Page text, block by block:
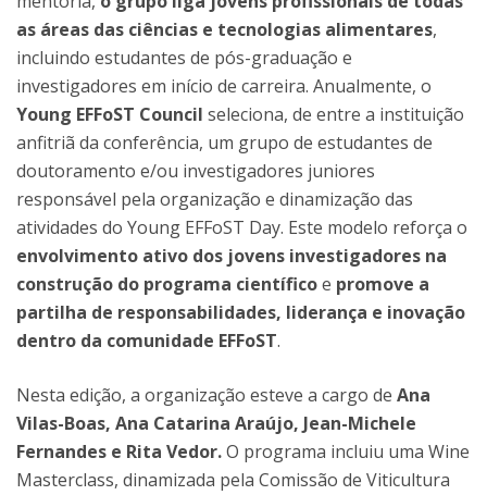
as áreas das ciências e tecnologias alimentares,
incluindo estudantes de pós-graduação e
investigadores em início de carreira. Anualmente, o
Young EFFoST Council seleciona, de entre a instituição
anfitriã da conferência, um grupo de estudantes de
doutoramento e/ou investigadores juniores
responsável pela organização e dinamização das
atividades do Young EFFoST Day. Este modelo reforça o
envolvimento ativo dos jovens investigadores na
construção do programa científicoe promove a
partilha de responsabilidades, liderança e inovação
dentro da comunidade EFFoST.
Nesta edição, a organização esteve a cargo de Ana
Vilas-Boas, Ana Catarina Araújo, Jean-Michele
Fernandes e Rita Vedor.O programa incluiu uma Wine
Masterclass, dinamizada pela Comissão de Viticultura